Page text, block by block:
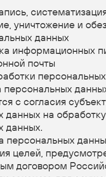
требуют цели обработки
не установлен
договором, стороной
или
является субъект
обработки
может являться достижение
данных, истечение
субъекта персональных
субъектом персональных
о прекращении обработки
а также выявление
персональных данных.
производимых Оператором
данными
сбор, запись,